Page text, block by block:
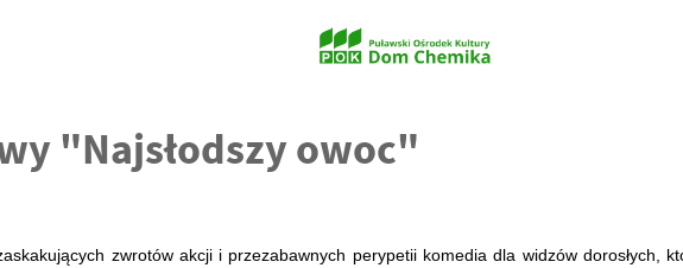
"Najsłodszy owoc"
zwrotów akcji i przezabawnych perypetii komedia dla widzów dorosłych,